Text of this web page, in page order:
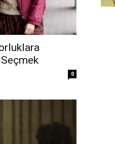
Seçmek
0